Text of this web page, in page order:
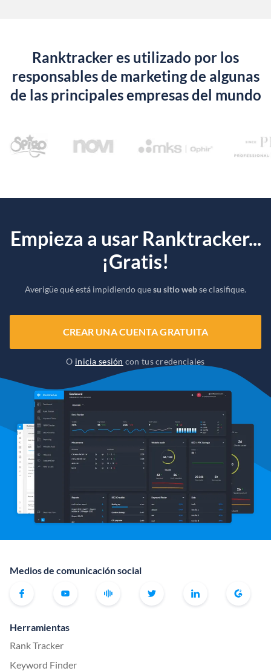
Ranktracker es utilizado por los
responsables de marketing de algunas
de las principales empresas del mundo
Empieza a usar Ranktracker...
¡Gratis!
Averigüe qué está impidiendo quesu sitio webse clasifique.
CREAR UNA CUENTA GRATUITA
O inicia sesión con tus credenciales
Medios de comunicación social
Herramientas
Rank Tracker
Keyword Finder